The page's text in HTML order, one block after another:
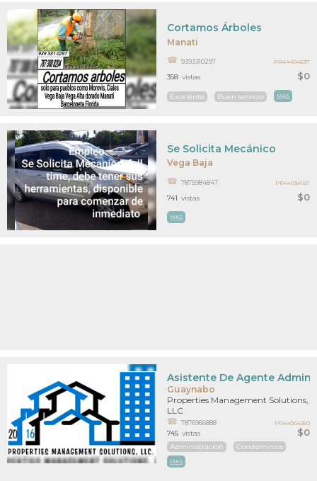
Manati
$0
Cortamos Árboles
9393310297
Excelente Buen servicio MAS
358 vistas
PR44404637
Vega Baja
$0
Se Solicita Mecánico
7875984847
MAS
741 vistas
PR44034187
Guaynabo
$0
Asistente De Agente
Properties Management Solutions,
LLC
7876966888
Administracion Condominios
MAS
745 vistas
PR44004350